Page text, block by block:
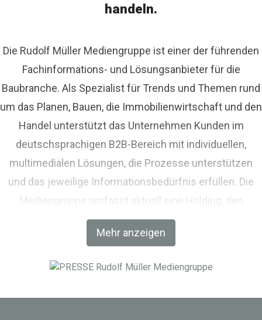
handeln.
Mehr anzeigen
Die Rudolf Müller Mediengruppe ist einer der führenden
Fachinformations- und Lösungsanbieter für die
Baubranche. Als Spezialist für Trends und Themen rund
um das Planen, Bauen, die Immobilienwirtschaft und den
Handel unterstützt das Unternehmen Kunden im
deutschsprachigen B2B-Bereich mit individuellen,
multimedialen Lösungen, die Prozesse unterstützen
und das jeweilige Informationsbedürfnis erfüllen. Die
Mediengruppe umfasst aktuell eine Holding, den
Fachverlag RM Rudolf Müller Medien und mit der BIM
World MUNICH eine Netzwerkplattform für Akteure der